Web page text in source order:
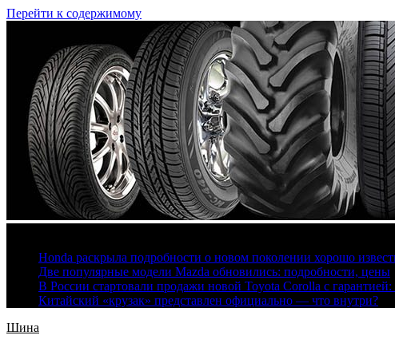
Перейти к содержимому
Honda раскрыла подробности о новом поколении хорошо
Две популярные модели Mazda обновились: подробности, цены
В России стартовали продажи новой Toyota Corolla с
Китайский «крузак» представлен официально — что внутри?
Шина